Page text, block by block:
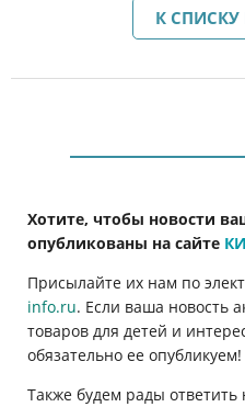
К
Хотите, чтобы новости
опубликованы на сайте
Присылайте их нам по
info.ru. Если ваша новость
товаров для детей и
обязательно ее опубликуем!
Также будем рады